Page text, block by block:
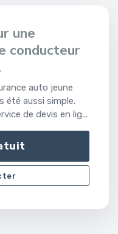
une
conducteur
auto jeune
été aussi simple.
de devis en lig...